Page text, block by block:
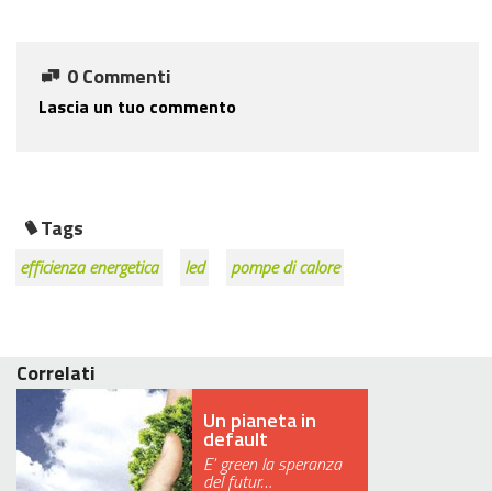
0 Commenti
Lascia un tuo commento
Tags
efficienza energetica led pompe di calore
Correlati
Un pianeta in
default
E' green la speranza
del futur…